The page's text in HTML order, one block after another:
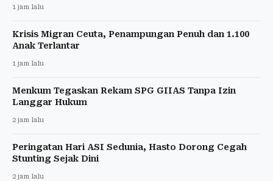
1 jam lalu
Krisis Migran Ceuta, Penampungan Penuh dan 1.100
Anak Terlantar
1 jam lalu
Menkum Tegaskan Rekam SPG GIIAS Tanpa Izin
Langgar Hukum
2 jam lalu
Peringatan Hari ASI Sedunia, Hasto Dorong Cegah
Stunting Sejak Dini
2 jam lalu